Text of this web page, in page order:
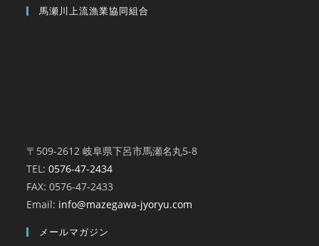
馬瀬川上流漁業協同組合
〒509-2612 岐阜県下呂市馬瀬名丸5-8
TEL:0576-47-2434
FAX: 0576-47-2433
Email: info@mazegawa-jyoryu.com
メールマガジン